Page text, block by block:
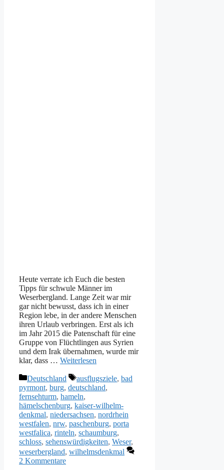
Heute verrate ich Euch die besten
Tipps für schwule Männer im
Weserbergland. Lange Zeit war mir
gar nicht bewusst, dass ich in einer
Region lebe, in der andere Menschen
ihren Urlaub verbringen. Erst als ich
im Jahr 2015 die Patenschaft für eine
Gruppe von Flüchtlingen aus Syrien
und dem Irak übernahmen, wurde mir
klar, dass … Weiterlesen
Kategorien
Deutschland Schlagwörter
ausflugsziele, bad
pyrmont, burg, deutschland,
fernsehturm, hameln,
hämelschenburg, kaiser-wilhelm-
denkmal, niedersachsen, nordrhein
westfalen, nrw, paschenburg, porta
westfalica, rinteln, schaumburg,
schloss, sehenswürdigkeiten, Weser,
weserbergland, wilhelmsdenkmal
2 Kommentare